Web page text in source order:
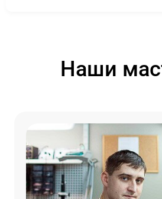
Наши